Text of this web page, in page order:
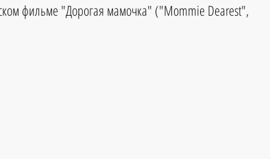
фильме "Дорогая мамочка" ("Mommie Dearest",